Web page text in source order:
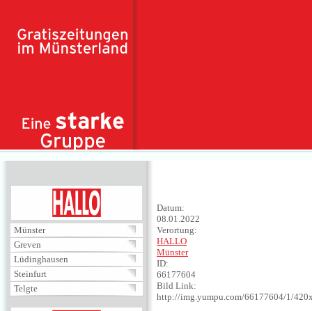
Münster
Greven
Lüdinghausen
Steinfurt
Telgte
Datum:
08.01.2022
Verortung:
HALLO
Münster
ID:
66177604
Bild Link:
http://img.yumpu.com/66177604/1/